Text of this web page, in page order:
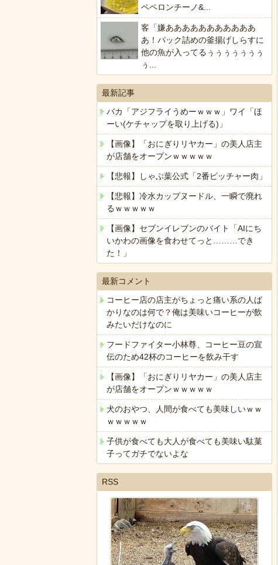
ペペロンチーノ&...
客「嫌あああああああああああ
あ！パック詰めの釜揚げしらすに
他の魚が入ってるぅぅぅぅぅぅぅ
ぅ...
最新記事
バカ「アジフライうめーｗｗｗ」ワイ「ほ
ーい(ケチャップを取り上げる)」
【画像】「おにぎりリヤカー」の美人店主
が店舗をオープンｗｗｗｗｗ
【悲報】しゃぶ葉公式「2番ピッチャー肉」
【悲報】冷水カップヌードル、一瞬で廃れ
るｗｗｗｗｗ
【画像】セブンイレブンのバイト「AIにち
いかわの画像を食わせてっと………でき
た！」
最新コメント
コーヒー店の店主がちょっと痛い系の人ば
かりなのは何で？俺は美味いコーヒーが飲
みたいだけなのに
フードファイター小林尊、コーヒー豆の宣
伝のため42杯のコーヒーを飲み干す
【画像】「おにぎりリヤカー」の美人店主
が店舗をオープンｗｗｗｗｗ
犬のおやつ、人間が食べても美味しいｗｗ
ｗｗｗｗｗ
子供が食べても大人が食べても美味い駄菓
子ってガチでないよな
RSS